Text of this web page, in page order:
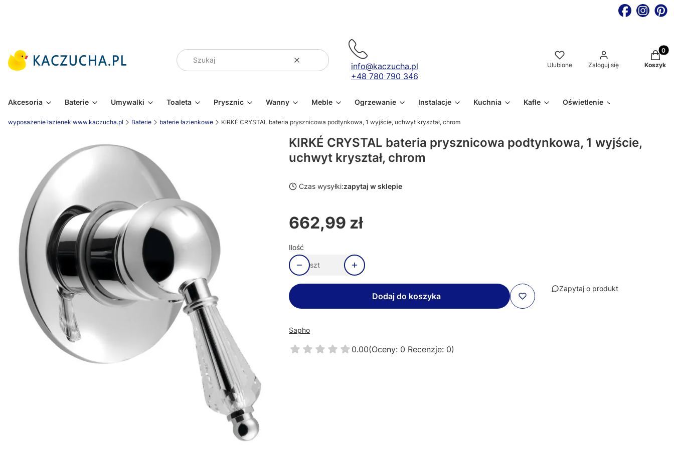
WyczyśćSzukaj
info@kaczucha.pl
+48 780 790 346
Ulubione Zaloguj się Koszyk
Akcesoria Baterie Umywalki Toaleta Prysznic Wanny Meble Ogrzewanie Instalacje Kuchnia Kafle Oświetlenie
wyposażenie łazienek www.kaczucha.pl Baterie baterie łazienkowe KIRKÉ CRYSTAL bateria prysznicowa podtynkowa, 1 wyjście, uchwyt kryształ, chrom
KIRKÉ CRYSTAL bateria prysznicowa podtynkowa, 1 wyjście,
uchwyt kryształ, chrom
Czas wysyłki:zapytaj w sklepie
Cena
662,99 zł
Ilość
szt
Dodaj do koszyka
Zapytaj o produkt
Sapho
0.00(Oceny: 0 Recenzje: 0)